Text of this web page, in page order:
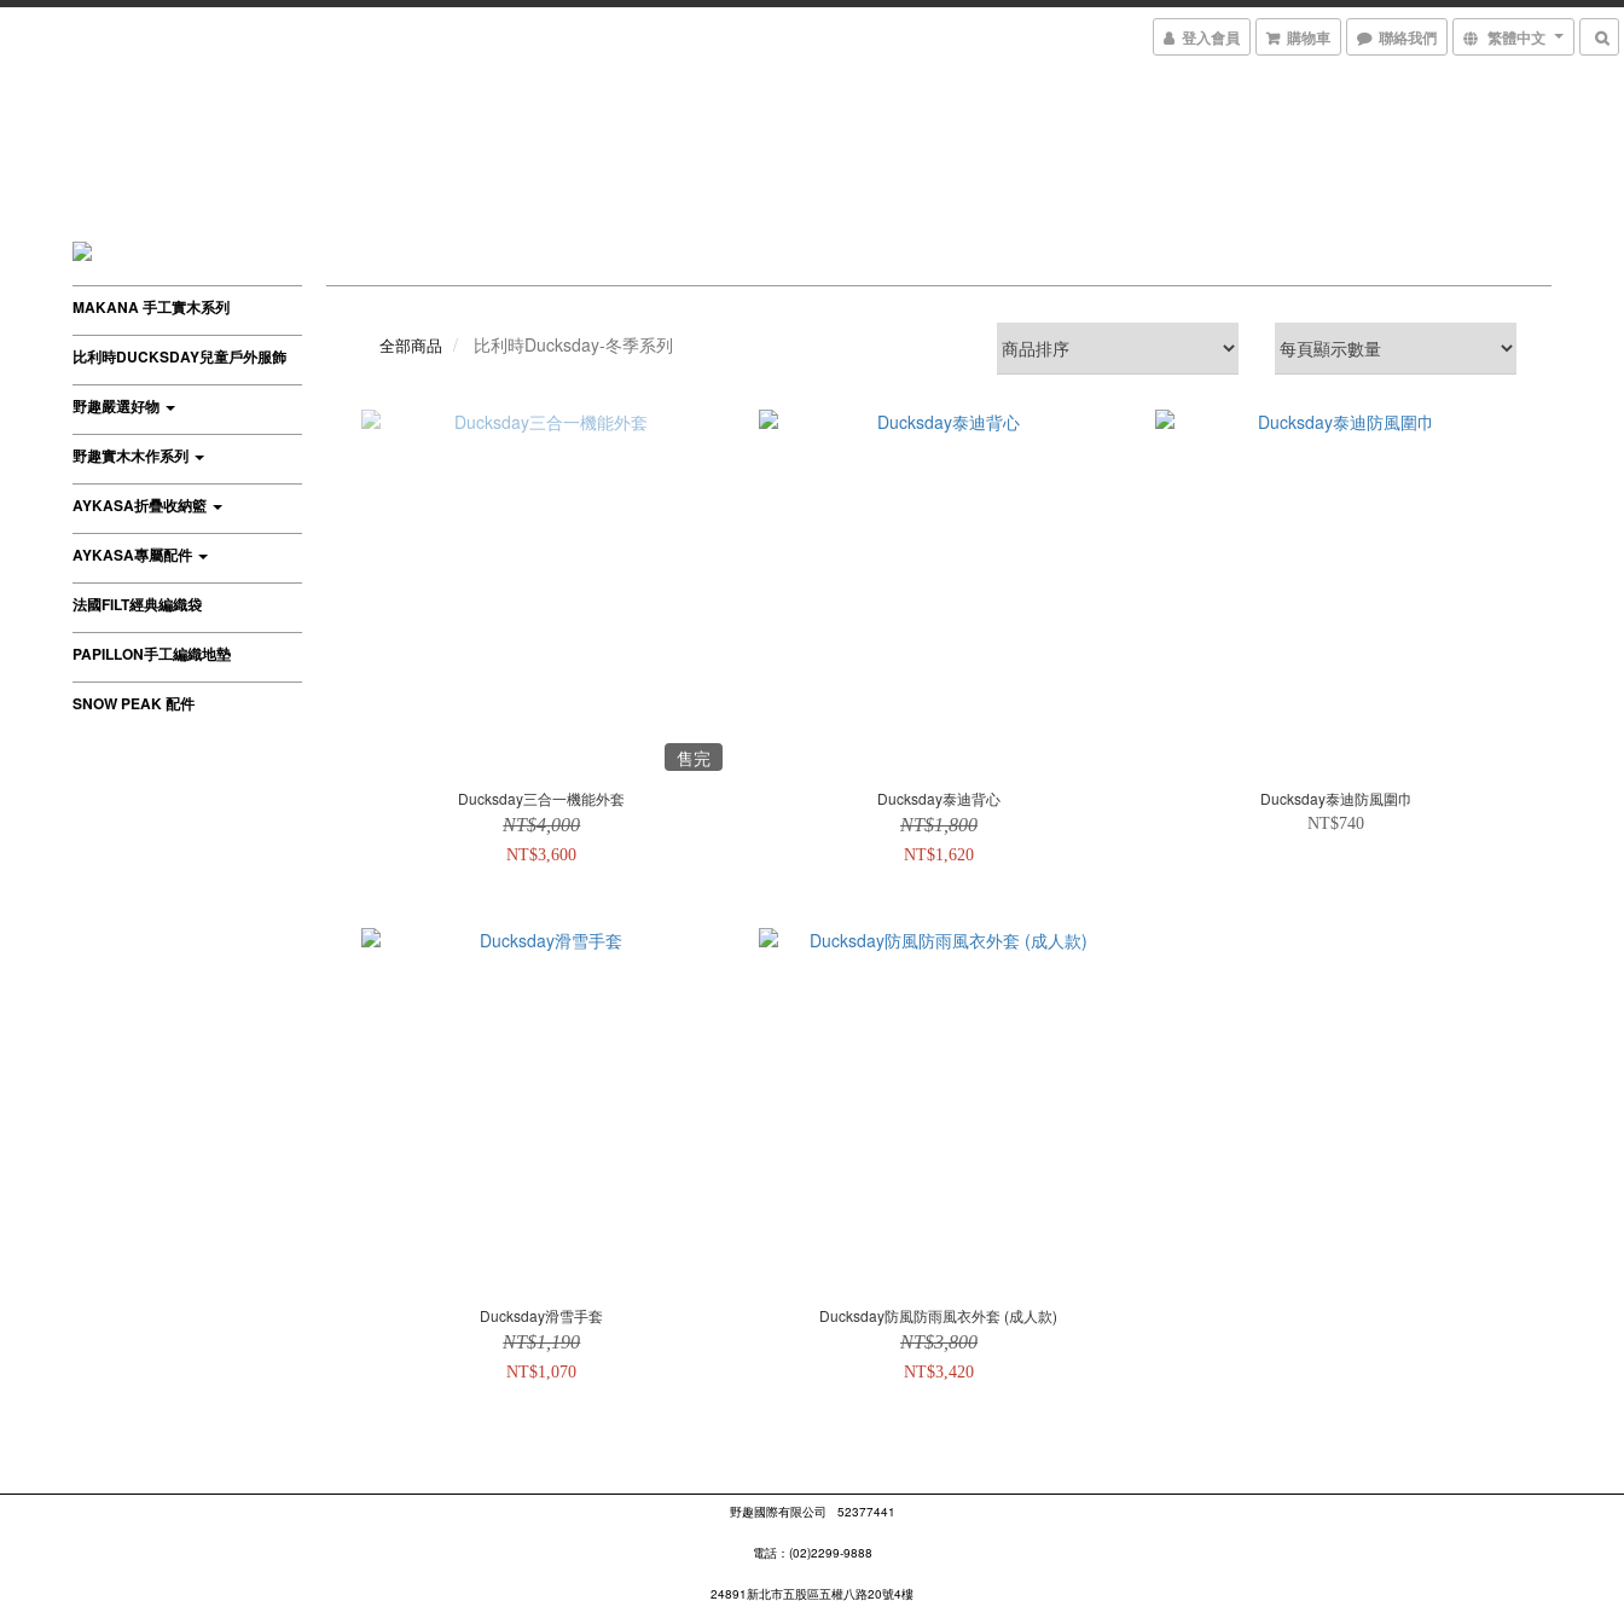
登入會員 購物車 聯絡我們 繁體中文
MAKANA 手工實木系列
比利時DUCKSDAY兒童戶外服飾
野趣嚴選好物
野趣實木木作系列
AYKASA折疊收納籃
AYKASA專屬配件
法國FILT經典編織袋
PAPILLON手工編織地墊
SNOW PEAK 配件
全部商品 比利時Ducksday-冬季系列
售完
Ducksday三合一機能外套
NT$4,000
NT$3,600
Ducksday泰迪背心
NT$1,800
NT$1,620
Ducksday泰迪防風圍巾
NT$740
Ducksday滑雪手套
NT$1,190
NT$1,070
Ducksday防風防雨風衣外套 (成人款)
NT$3,800
NT$3,420
野趣國際有限公司 52377441
電話：(02)2299-9888
24891新北市五股區五權八路20號4樓